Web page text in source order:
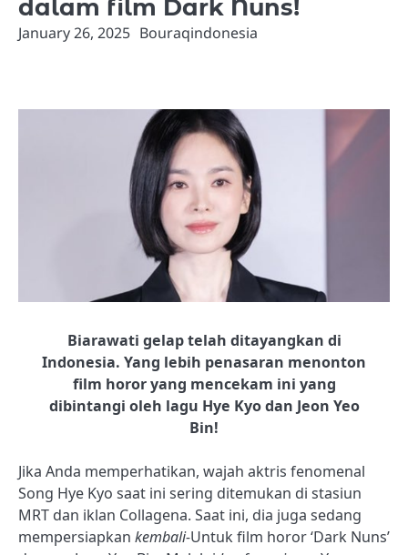
dalam film Dark Nuns!
January 26, 2025 Bouraqindonesia
Biarawati gelap telah ditayangkan di
Indonesia. Yang lebih penasaran menonton
film horor yang mencekam ini yang
dibintangi oleh lagu Hye Kyo dan Jeon Yeo
Bin!
Jika Anda memperhatikan, wajah aktris fenomenal
Song Hye Kyo saat ini sering ditemukan di stasiun
MRT dan iklan Collagena. Saat ini, dia juga sedang
mempersiapkan kembali-Untuk film horor ‘Dark Nuns’